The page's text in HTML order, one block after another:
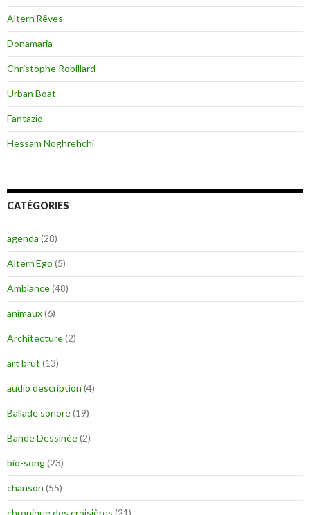
Altern’Rêves
Donamaria
Christophe Robillard
Urban Boat
Fantazio
Hessam Noghrehchi
CATÉGORIES
agenda (28)
Altern'Ego (5)
Ambiance(48)
animaux(6)
Architecture(2)
art brut (13)
audio description (4)
Ballade sonore(19)
Bande Dessinée(2)
bio-song(23)
chanson (55)
chronique des croisières (21)